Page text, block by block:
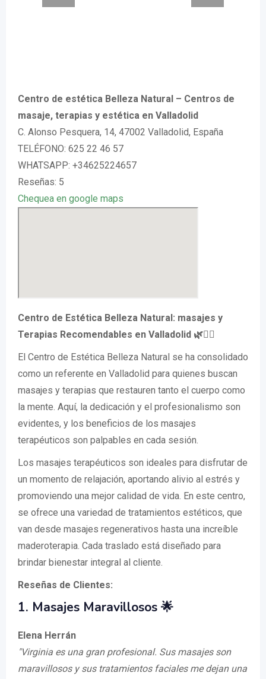
Centro de estética Belleza Natural – Centros de
masaje, terapias y estética en Valladolid
C. Alonso Pesquera, 14, 47002 Valladolid, España
TELÉFONO: 625 22 46 57
WHATSAPP: +34625224657
Reseñas: 5
Chequea en google maps
Centro de Estética Belleza Natural: masajes y
Terapias Recomendables en Valladolid 🌿💆‍♀️
El Centro de Estética Belleza Natural se ha consolidado
como un referente en Valladolid para quienes buscan
masajes y terapias que restauren tanto el cuerpo como
la mente. Aquí, la dedicación y el profesionalismo son
evidentes, y los beneficios de los masajes
terapéuticos son palpables en cada sesión.
Los masajes terapéuticos son ideales para disfrutar de
un momento de relajación, aportando alivio al estrés y
promoviendo una mejor calidad de vida. En este centro,
se ofrece una variedad de tratamientos estéticos, que
van desde masajes regenerativos hasta una increíble
maderoterapia. Cada traslado está diseñado para
brindar bienestar integral al cliente.
Reseñas de Clientes:
1. Masajes Maravillosos 🌟
Elena Herrán
"Virginia es una gran profesional. Sus masajes son
maravillosos y sus tratamientos faciales me dejan una